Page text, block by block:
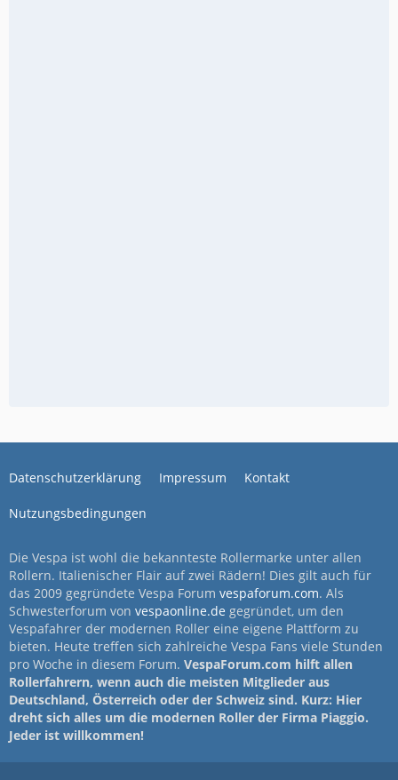
Datenschutzerklärung Impressum Kontakt
Nutzungsbedingungen
Die Vespa ist wohl die bekannteste Rollermarke unter allen
Rollern. Italienischer Flair auf zwei Rädern! Dies gilt auch für
das 2009 gegründete Vespa Forum vespaforum.com. Als
Schwesterforum von vespaonline.de gegründet, um den
Vespafahrer der modernen Roller eine eigene Plattform zu
bieten. Heute treffen sich zahlreiche Vespa Fans viele Stunden
pro Woche in diesem Forum. VespaForum.com hilft allen
Rollerfahrern, wenn auch die meisten Mitglieder aus
Deutschland, Österreich oder der Schweiz sind. Kurz: Hier
dreht sich alles um die modernen Roller der Firma Piaggio.
Jeder ist willkommen!